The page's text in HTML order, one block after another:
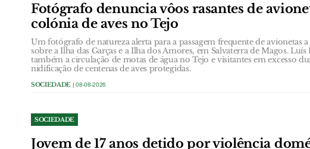
Fotógrafo denuncia vôos rasantes de
colónia de aves no Tejo
Um fotógrafo de natureza alerta para a passagem frequente de avionetas
sobre a Ilha das Garças e a Ilha dos Amores, em Salvaterra de Magos.
também a circulação de motas de água no Tejo e visitantes em excesso
nidificação de centenas de aves protegidas.
SOCIEDADE | 08-08-2026
SOCIEDADE
Jovem de 17 anos detido por violência